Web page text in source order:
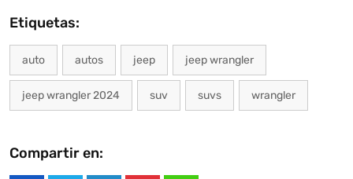
Etiquetas:
auto autos jeep jeep wrangler
jeep wrangler 2024 suv suvs wrangler
Compartir en: